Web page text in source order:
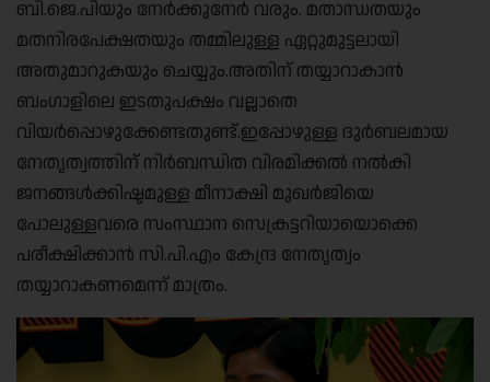
ബി.ജെ.പിയും നേർക്കുനേർ വരും. മതാന്ധതയും
മതനിരപേക്ഷതയും തമ്മിലുള്ള ഏറ്റുമുട്ടലായി
അതുമാറുകയും ചെയ്യും.അതിന് തയ്യാറാകാൻ
ബംഗാളിലെ ഇടതുപക്ഷം വല്ലാതെ
വിയർപ്പൊഴുക്കേണ്ടതുണ്ട്.ഇപ്പോഴുള്ള ദുർബലമായ
നേതൃത്വത്തിന് നിർബന്ധിത വിരമിക്കൽ നൽകി
ജനങ്ങൾക്കിഷ്ടമുള്ള മീനാക്ഷി മുഖർജിയെ
പോലുള്ളവരെ സംസ്ഥാന സെക്രട്ടറിയായൊക്കെ
പരീക്ഷിക്കാൻ സി.പി.എം കേന്ദ്ര നേതൃത്വം
തയ്യാറാകണമെന്ന് മാത്രം.